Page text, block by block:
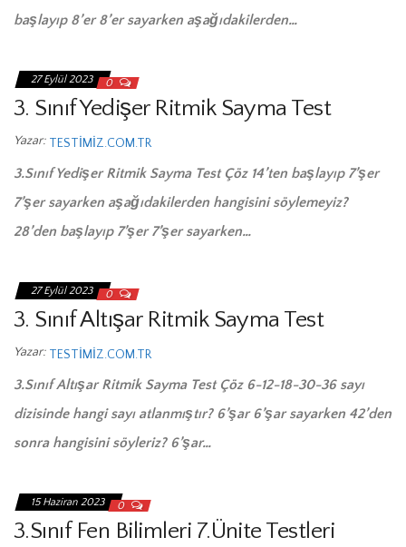
başlayıp 8’er 8’er sayarken aşağıdakilerden…
27 Eylül 2023 0
3. Sınıf Yedişer Ritmik Sayma Test
Yazar: TESTIMIZ.COM.TR
3.Sınıf Yedişer Ritmik Sayma Test Çöz 14’ten başlayıp 7’şer
7’şer sayarken aşağıdakilerden hangisini söylemeyiz?
28’den başlayıp 7’şer 7’şer sayarken…
27 Eylül 2023 0
3. Sınıf Altışar Ritmik Sayma Test
Yazar: TESTIMIZ.COM.TR
3.Sınıf Altışar Ritmik Sayma Test Çöz 6-12-18-30-36 sayı
dizisinde hangi sayı atlanmıştır? 6’şar 6’şar sayarken 42’den
sonra hangisini söyleriz? 6’şar…
15 Haziran 2023 0
3.Sınıf Fen Bilimleri 7.Ünite Testleri